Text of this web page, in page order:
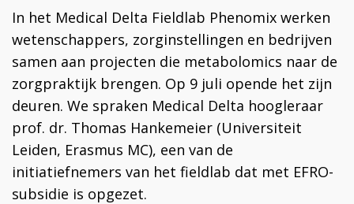
In het Medical Delta Fieldlab Phenomix werken
wetenschappers, zorginstellingen en bedrijven
samen aan projecten die metabolomics naar de
zorgpraktijk brengen. Op 9 juli opende het zijn
deuren. We spraken Medical Delta hoogleraar
prof. dr. Thomas Hankemeier (Universiteit
Leiden, Erasmus MC), een van de
initiatiefnemers van het fieldlab dat met EFRO-
subsidie is opgezet.